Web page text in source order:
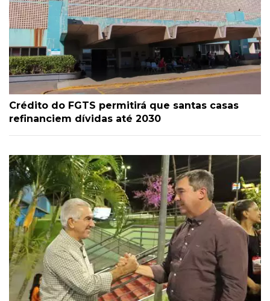
Crédito do FGTS permitirá que santas casas
refinanciem dívidas até 2030